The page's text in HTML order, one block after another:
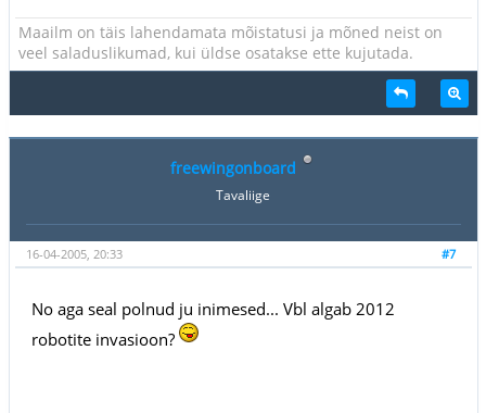
Maailm on täis lahendamata mõistatusi ja mõned neist on
veel saladuslikumad, kui üldse osatakse ette kujutada.
freewingonboard
Tavaliige
#7
16-04-2005, 20:33
No aga seal polnud ju inimesed... Vbl algab 2012
robotite invasioon?